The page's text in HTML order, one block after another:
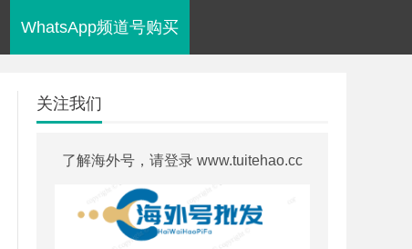
WhatsApp频道号购买
关注我们
了解海外号，请登录 www.tuitehao.cc